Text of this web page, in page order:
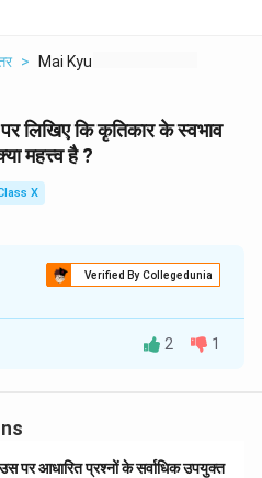
> Mai Kyu Likhta Hoon
लिखिए कि कृतिकार के स्वभाव
महत्त्व है ?
X
Verified By Collegedunia
ने लेखन प्रक्रिया में कृतिकार
या संवेदनशीलता उसे कुछ भी
2 1
पर आधारित प्रश्नों के सर्वाधिक उपयुक्त